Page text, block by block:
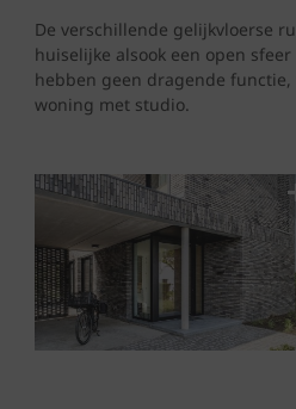
De verschillende gelijkvloerse
huiselijke alsook een open
hebben geen dragende
woning met studio.